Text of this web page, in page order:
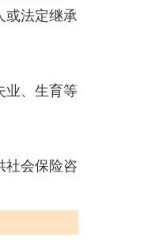
或法定继承
业、生育等
社会保险咨